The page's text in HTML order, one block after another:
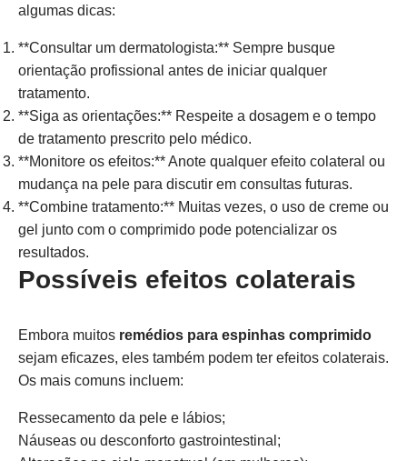
algumas dicas:
**Consultar um dermatologista:** Sempre busque
orientação profissional antes de iniciar qualquer
tratamento.
**Siga as orientações:** Respeite a dosagem e o tempo
de tratamento prescrito pelo médico.
**Monitore os efeitos:** Anote qualquer efeito colateral ou
mudança na pele para discutir em consultas futuras.
**Combine tratamento:** Muitas vezes, o uso de creme ou
gel junto com o comprimido pode potencializar os
resultados.
Possíveis efeitos colaterais
Embora muitos remédios para espinhas comprimido
sejam eficazes, eles também podem ter efeitos colaterais.
Os mais comuns incluem:
Ressecamento da pele e lábios;
Náuseas ou desconforto gastrointestinal;